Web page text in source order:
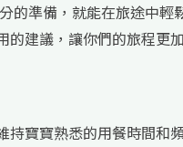
的準備，就能在旅途中輕
建議，讓你們的旅程更
寶寶熟悉的用餐時間和